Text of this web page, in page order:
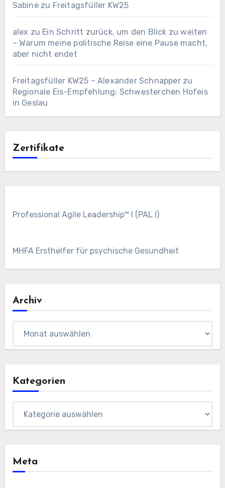
Sabinezu Freitagsfüller KW25
alex zu Ein Schritt zurück, um den Blick zu weiten
– Warum meine politische Reise eine Pause macht,
aber nicht endet
Freitagsfüller KW25 – Alexander Schnapperzu
Regionale Eis-Empfehlung: Schwesterchen Hofeis
in Geslau
Zertifikate
Professional Agile Leadership™ I (PAL I)
MHFA Ersthelfer für psychische Gesundheit
Archiv
Kategorien
Meta